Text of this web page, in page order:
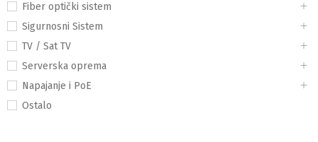
Fiber optički sistem
Sigurnosni Sistem
TV / Sat TV
Serverska oprema
Napajanje i PoE
Ostalo